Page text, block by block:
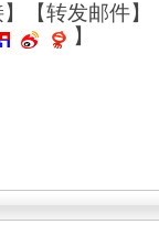
】【转发邮件】
】